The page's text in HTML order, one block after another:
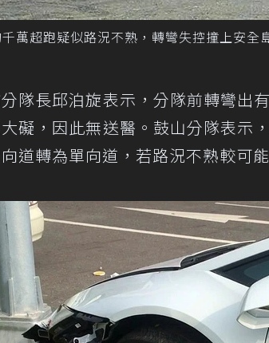
萬超跑疑似路況不熟，轉彎失控撞上安全
隊長邱泊旋表示，分隊前轉彎出
礙，因此無送醫。鼓山分隊表示
道轉為單向道，若路況不熟較可